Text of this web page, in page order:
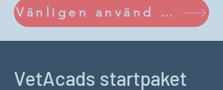
Vänligen använd vår nya shop vid beställning av produkter
VetAcads startpaket